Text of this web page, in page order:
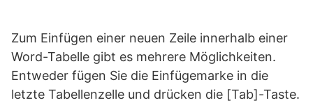
Zum Einfügen einer neuen Zeile innerhalb einer
Word-Tabelle gibt es mehrere Möglichkeiten.
Entweder fügen Sie die Einfügemarke in die
letzte Tabellenzelle und drücken die [Tab]-Taste.